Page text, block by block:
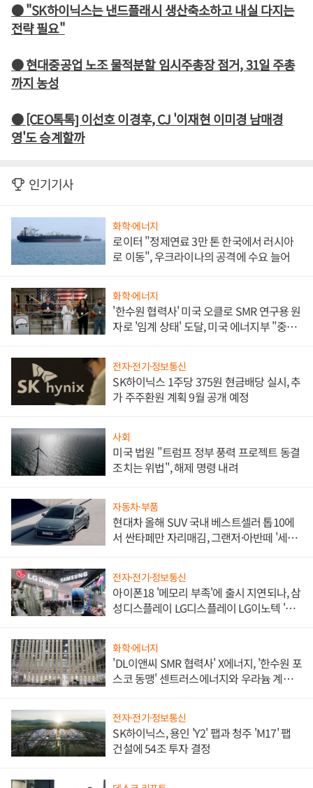
● "SK하이닉스는 낸드플래시 생산축소하고 내실 다지는
전략 필요"
● 현대중공업 노조 물적분할 임시주총장 점거, 31일 주총
까지 농성
● [CEO톡톡] 이선호 이경후, CJ '이재현 이미경 남매경
영'도 승계할까
인기기사
화학·에너지
로이터 "정제연료 3만 톤 한국에서 러시아
로 이동", 우크라이나의 공격에 수요 늘어
화학·에너지
'한수원 협력사' 미국 오클로 SMR 연구용 원
자로 '임계 상태' 도달, 미국 에너지부 "중요
전자·전기·정보통신
SK하이닉스 1주당 375원 현금배당 실시, 추
가 주주환원 계획 9월 공개 예정
사회
미국 법원 "트럼프 정부 풍력 프로젝트 동결
조치는 위법", 해제 명령 내려
자동차·부품
현대차 올해 SUV 국내 베스트셀러 톱10에
서 싼타페만 자리매김, 그랜저·아반떼 '세단
전자·전기·정보통신
아이폰18 '메모리 부족'에 출시 지연되나, 삼
성디스플레이 LG디스플레이 LG이노텍 '탈
화학·에너지
'DL이앤씨 SMR 협력사' X에너지, '한수원 포
스코 동맹' 센트러스에너지와 우라늄 계약
전자·전기·정보통신
SK하이닉스, 용인 'Y2' 팹과 청주 'M17' 팹
건설에 54조 투자 결정